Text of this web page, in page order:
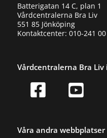
Batterigatan 14 C, plan 1
Vårdcentralerna Bra Liv
551 85 Jönköping
Kontaktcenter: 010-241
Vårdcentralerna Bra Liv
Våra andra webbplatser